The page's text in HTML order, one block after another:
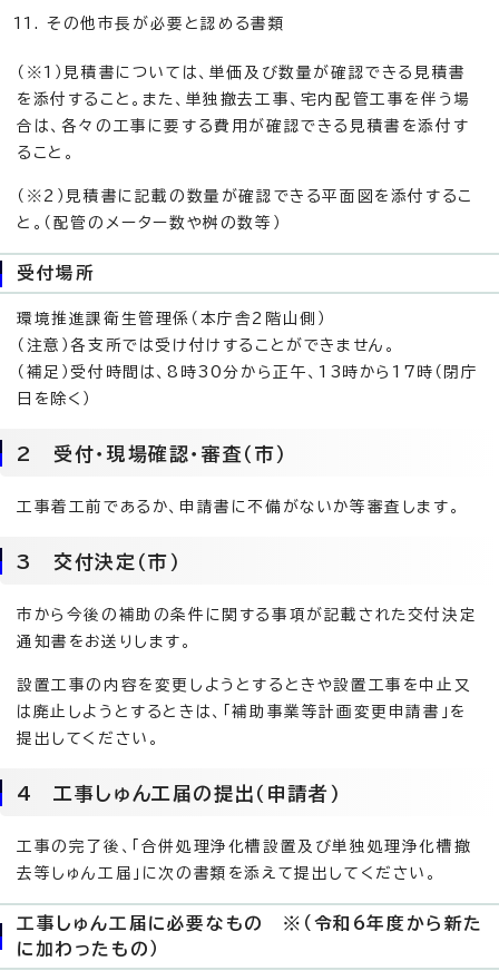
その他市長が必要と認める書類
（※1）見積書については、単価及び数量が確認できる見積書
を添付すること。また、単独撤去工事、宅内配管工事を伴う場
合は、各々の工事に要する費用が確認できる見積書を添付す
ること。
（※2）見積書に記載の数量が確認できる平面図を添付するこ
と。（配管のメーター数や桝の数等）
受付場所
環境推進課衛生管理係（本庁舎2階山側）
（注意）各支所では受け付けすることができません。
（補足）受付時間は、8時30分から正午、13時から17時（閉庁
日を除く）
2 受付・現場確認・審査（市）
工事着工前であるか、申請書に不備がないか等審査します。
3 交付決定（市）
市から今後の補助の条件に関する事項が記載された交付決定
通知書をお送りします。
設置工事の内容を変更しようとするときや設置工事を中止又
は廃止しようとするときは、「補助事業等計画変更申請書」を
提出してください。
4 工事しゅん工届の提出（申請者）
工事の完了後、「合併処理浄化槽設置及び単独処理浄化槽撤
去等しゅん工届」に次の書類を添えて提出してください。
工事しゅん工届に必要なもの ※（令和6年度から新た
に加わったもの）